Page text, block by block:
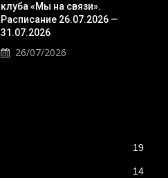
клуба «Мы на связи».
Расписание 26.07.2026 —
31.07.2026
26/07/2026
19
14